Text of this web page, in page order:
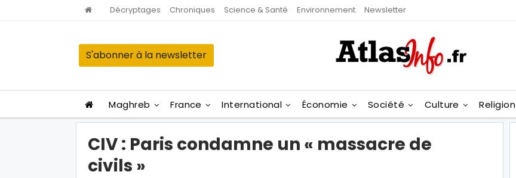
Décryptages Chroniques Science & Santé Environnement Newsletter
S'abonner à la newsletter
Maghreb France International Économie Société Culture Religion
CIV : Paris condamne un « massacre de
civils »